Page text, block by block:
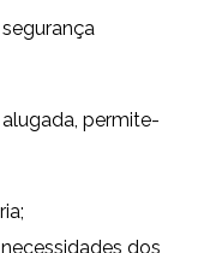
permite-
dos